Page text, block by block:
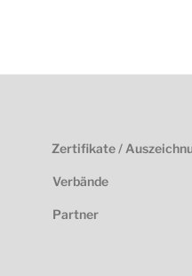
Zertifikate /
Verbände
Partner